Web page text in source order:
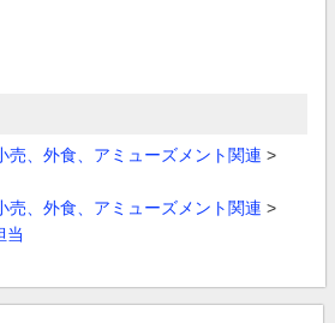
売、外食、アミューズメント関連 >
売、外食、アミューズメント関連 >
当